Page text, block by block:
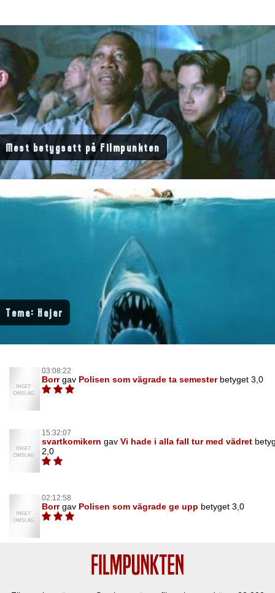
Mest betygsatt på Filmpunkten
Tema: Hajar
03:08:22
Borrgav Polisen som vägrade ta semester betyget 3,0
15:32:07
svartkomikern gav Vi hade i alla fall tur med vädret
2,0
02:12:58
Borrgav Polisen som vägrade ge upp betyget 3,0